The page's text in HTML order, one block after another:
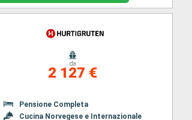
da
2 127 €
Pensione Completa
Cucina Norvegese e Internazionale